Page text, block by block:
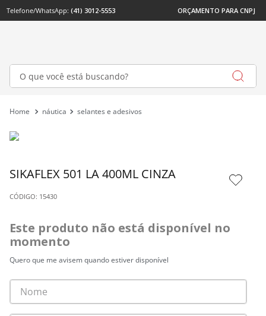
Telefone/WhatsApp: (41) 3012-5553 ORÇAMENTO PARA CNPJ
O que você está buscando?
náutica selantes e adesivos
SIKAFLEX 501 LA 400ML CINZA
: 15430
Este produto não está disponível no
momento
Quero que me avisem quando estiver disponível